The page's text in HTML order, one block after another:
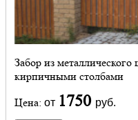
Забор из
кирпичными столбами
Цена: от 1750 руб.